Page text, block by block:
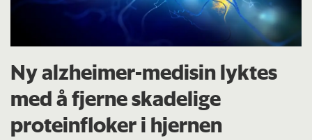
Ny alzheimer-medisin lyktes
med å fjerne skadelige
proteinfloker i hjernen